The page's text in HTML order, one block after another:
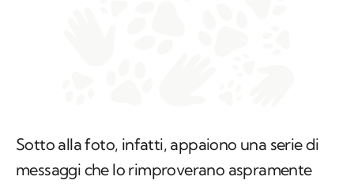
Sotto alla foto, infatti, appaiono una serie di
messaggi che lo rimproverano aspramente